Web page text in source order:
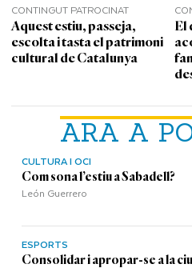
ARA A
CULTURA I OCI
Com sona l’estiu a Sabadell?
León Guerrero
ESPORTS
Consolidar i apropar-se a la
CONTINGUT PATROCINAT
Aquest estiu, passeja,
escolta i tasta el patrimoni
cultural de Catalunya
El